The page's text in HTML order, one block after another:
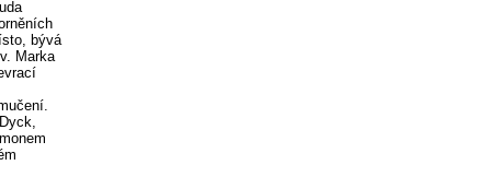
bývá
Marka